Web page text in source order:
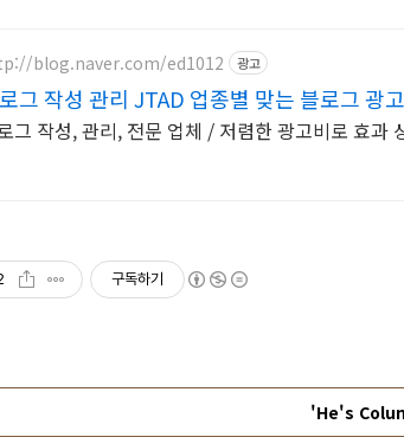
blog.naver.com/ed1012 광고
그 작성 관리 JTAD 업종별 맞는 블로그 광
그 작성, 관리, 전문 업체 / 저렴한 광고비로 효과
구독하기
'He's